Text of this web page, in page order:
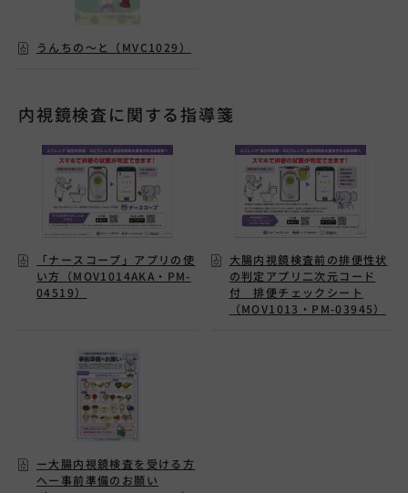
うんちの～と（MVC1029）
内視鏡検査に関する指導箋
「ナースコープ」アプリの使
い方（MOV1014AKA・PM-
04519）
大腸内視鏡検査前の排便性状
の判定アプリ二次元コード
付 排便チェックシート
（MOV1013・PM-03945）
ー大腸内視鏡検査を受ける方
へー事前準備のお願い